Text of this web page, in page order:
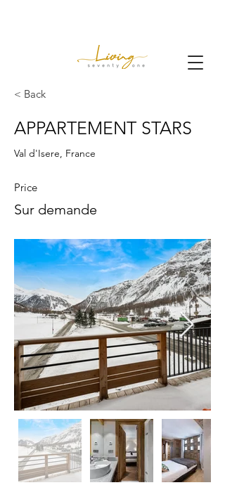
< Back
APPARTEMENT STARS
Val d'Isere, France
Price
Sur demande